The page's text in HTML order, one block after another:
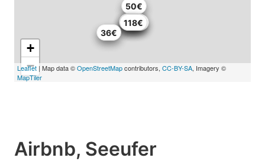
36€
36€
70€
123€
141€
87€
104€
40€
50€
118€
+
−
Leaflet | Map data ©OpenStreetMapcontributors, CC-BY-SA, Imagery ©
MapTiler
Airbnb, Seeufer